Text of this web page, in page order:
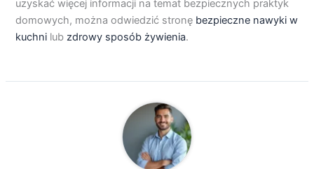
uzyskać więcej informacji na temat bezpiecznych praktyk
domowych, można odwiedzić stronę bezpieczne nawyki w
kuchni lubzdrowy sposób żywienia.